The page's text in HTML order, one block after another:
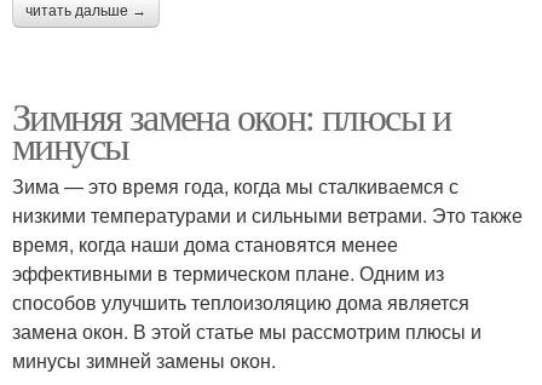
читать дальше →
Зимняя замена окон: плюсы и
минусы
Зима — это время года, когда мы сталкиваемся с
низкими температурами и сильными ветрами. Это также
время, когда наши дома становятся менее
эффективными в термическом плане. Одним из
способов улучшить теплоизоляцию дома является
замена окон. В этой статье мы рассмотрим плюсы и
минусы зимней замены окон.